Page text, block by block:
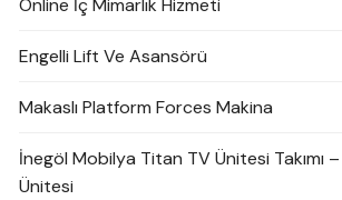
Online İç Mimarlık Hizmeti
Engelli Lift Ve Asansörü
Makaslı Platform Forces Makina
İnegöl Mobilya Titan TV Ünitesi Takımı
Ünitesi